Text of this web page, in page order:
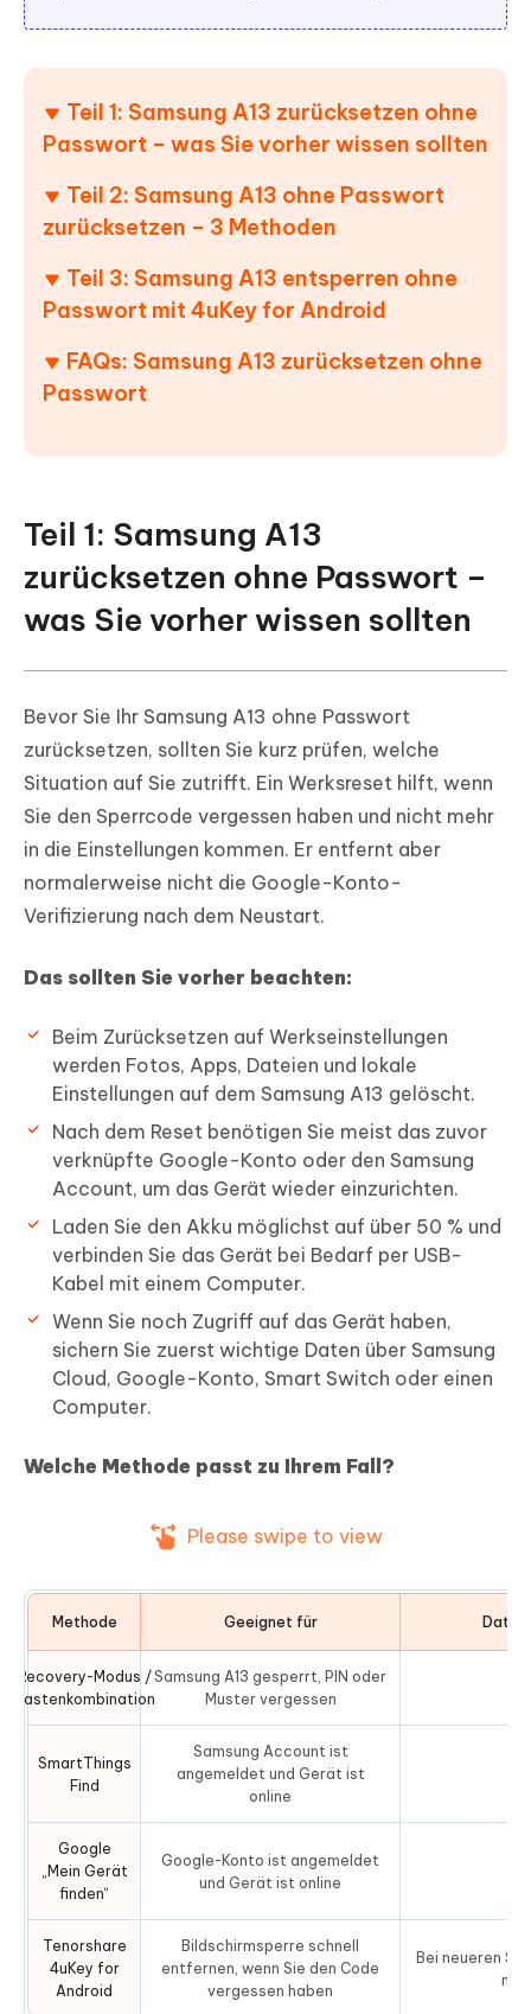
Teil 1: Samsung A13 zurücksetzen ohne
Passwort – was Sie vorher wissen sollten
Teil 2: Samsung A13 ohne Passwort
zurücksetzen – 3 Methoden
Teil 3: Samsung A13 entsperren ohne
Passwort mit 4uKey for Android
FAQs: Samsung A13 zurücksetzen ohne
Passwort
Teil 1: Samsung A13
zurücksetzen ohne Passwort –
was Sie vorher wissen sollten
Bevor Sie Ihr Samsung A13 ohne Passwort
zurücksetzen, sollten Sie kurz prüfen, welche
Situation auf Sie zutrifft. Ein Werksreset hilft, wenn
Sie den Sperrcode vergessen haben und nicht mehr
in die Einstellungen kommen. Er entfernt aber
normalerweise nicht die Google-Konto-
Verifizierung nach dem Neustart.
Das sollten Sie vorher beachten:
Beim Zurücksetzen auf Werkseinstellungen
werden Fotos, Apps, Dateien und lokale
Einstellungen auf dem Samsung A13 gelöscht.
Nach dem Reset benötigen Sie meist das zuvor
verknüpfte Google-Konto oder den Samsung
Account, um das Gerät wieder einzurichten.
Laden Sie den Akku möglichst auf über 50 % und
verbinden Sie das Gerät bei Bedarf per USB-
Kabel mit einem Computer.
Wenn Sie noch Zugriff auf das Gerät haben,
sichern Sie zuerst wichtige Daten über Samsung
Cloud, Google-Konto, Smart Switch oder einen
Computer.
Welche Methode passt zu Ihrem Fall?
Please swipe to view
Methode Geeignet für
Recovery-Modus /
Tastenkombination
Samsung A13 gesperrt, PIN oder
Muster vergessen
SmartThings
Find
Samsung Account ist
angemeldet und Gerät ist
online
Google
„Mein Gerät
finden“
Google-Konto ist angemeldet
und Gerät ist online
Tenorshare
4uKey for
Android
Bildschirmsperre schnell
entfernen, wenn Sie den Code
vergessen haben
Bei neueren